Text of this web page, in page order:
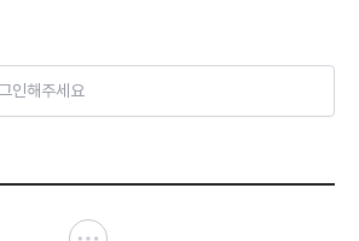
인해주세요